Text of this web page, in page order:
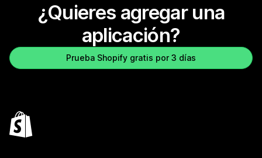
¿Quieres agregar una
aplicación?
Prueba Shopify gratis por 3 días